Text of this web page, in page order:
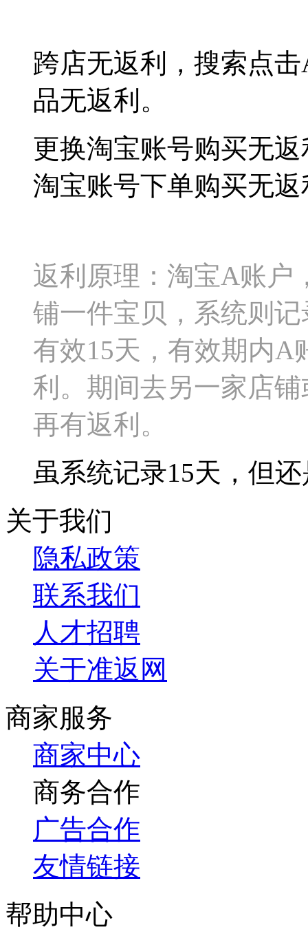
跨店无返利，搜索点击
品无返利。
更换淘宝账号购买无
淘宝账号下单购买无返
返利原理：淘宝A账户
铺一件宝贝，系统则
有效15天，有效期内A
利。期间去另一家店
再有返利。
虽系统记录15天，但
关于我们
隐私政策
联系我们
人才招聘
关于准返网
商家服务
商家中心
商务合作
广告合作
友情链接
帮助中心